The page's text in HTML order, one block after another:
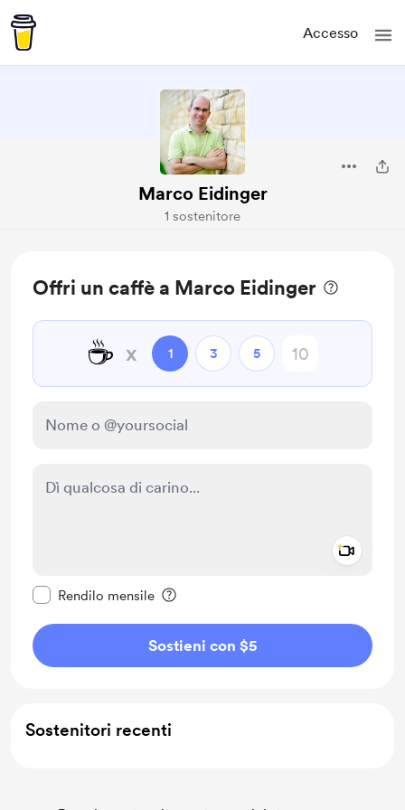
Accesso
Marco Eidinger
1 sostenitore
Offri un caffè a Marco Eidinger
☕ x 1 3 5
Rendilo mensile
Sostieni con $5
Sostenitori recenti